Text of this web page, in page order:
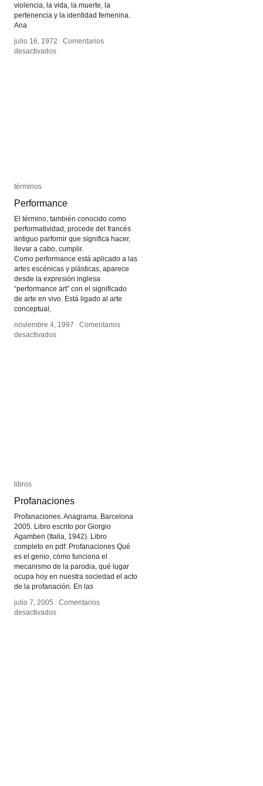
violencia, la vida, la muerte, la
pertenencia y la identidad femenina.
Ana
julio 16, 1972 / Comentarios
desactivadosen
julio 16, 1972 / Comentarios
desactivadosen
términos
Performance
El término, también conocido como
performatividad, procede del francés
antiguo parfornir que significa hacer,
llevar a cabo, cumplir.
Como performance está aplicado a las
artes escénicas y plásticas, aparece
desde la expresión inglesa
“performance art” con el significado
de arte en vivo. Está ligado al arte
conceptual,
noviembre 4, 1997 / Comentarios
desactivadosen
términos
Performance
noviembre 4, 1997 / Comentarios
desactivadosen
libros
Profanaciones
Profanaciones. Anagrama. Barcelona
2005. Libro escrito por Giorgio
Agamben (Italia, 1942). Libro
completo en pdf: Profanaciones Qué
es el genio, cómo funciona el
mecanismo de la parodia, qué lugar
ocupa hoy en nuestra sociedad el acto
de la profanación. En las
julio 7, 2005 / Comentarios
desactivadosen
libros
Profanaciones
julio 7, 2005 / Comentarios
desactivadosen